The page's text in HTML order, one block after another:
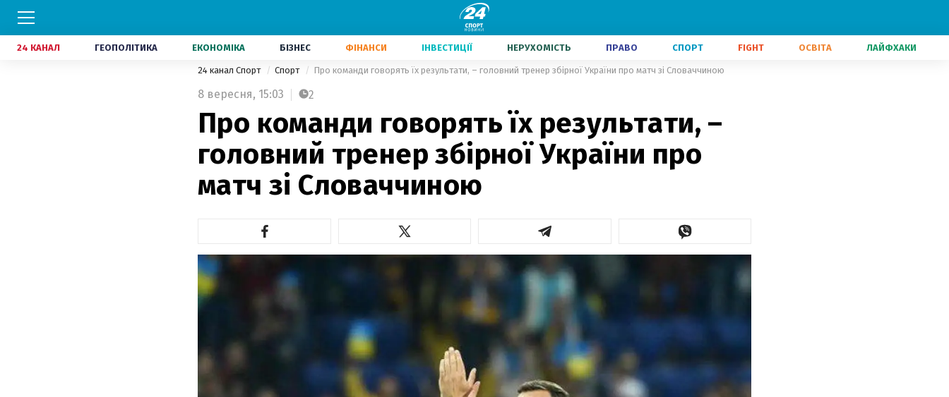
24 КАНАЛ ГЕОПОЛІТИКА ЕКОНОМІКА БІЗНЕС ФІНАНСИ ІНВЕСТИЦІЇ НЕРУХОМІСТЬ ПРАВО СПОРТ FIGHT ОСВІТА ЛАЙФХАКИ
24 канал Спорт Спорт Про команди говорять їх результати, – головний тренер збірної України про матч зі Словаччиною
8 вересня, 15:03 2
Про команди говорять їх результати, –
головний тренер збірної України про
матч зі Словаччиною